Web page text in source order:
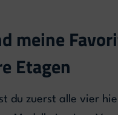
meine
Etagen
du zuerst alle vier